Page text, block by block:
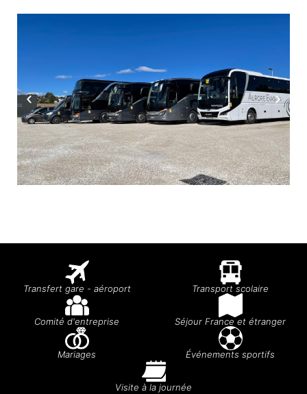
Transfert gare - aéroport Transport scolaire
Comité d'entreprise Séjour France et étranger
Mariages Événements sportifs
Visite à la journée